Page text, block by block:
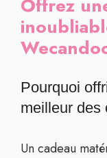
Offrez
Pourquoi
meilleur des
Un cadeau